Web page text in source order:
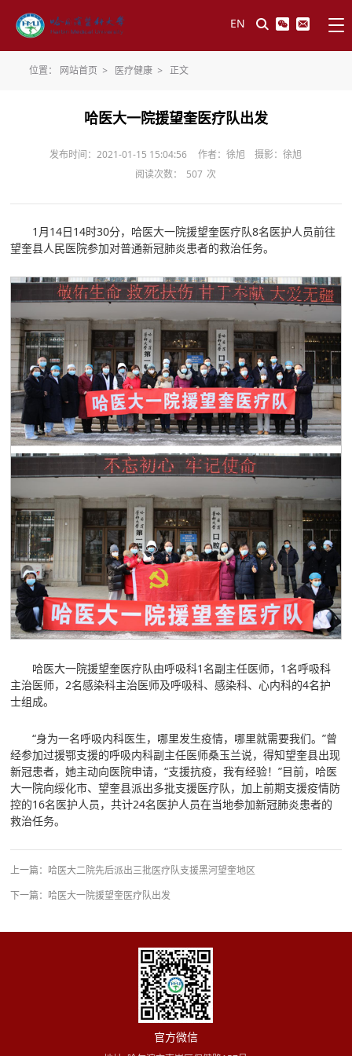
EN
位置： 网站首页 > 医疗健康 > 正文
哈医大一院援望奎医疗队出发
发布时间：2021-01-15 15:04:56
作者：徐旭 摄影：徐旭
阅读次数：
507 次
1月14日14时30分，哈医大一院援望奎医疗队8名医护人员前往
望奎县人民医院参加对普通新冠肺炎患者的救治任务。
哈医大一院援望奎医疗队由呼吸科1名副主任医师，1名呼吸科
主治医师，2名感染科主治医师及呼吸科、感染科、心内科的4名护
士组成。
“身为一名呼吸内科医生，哪里发生疫情，哪里就需要我们。”曾
经参加过援鄂支援的呼吸内科副主任医师桑玉兰说，得知望奎县出现
新冠患者，她主动向医院申请，“支援抗疫，我有经验！”目前，哈医
大一院向绥化市、望奎县派出多批支援医疗队，加上前期支援疫情防
控的16名医护人员，共计24名医护人员在当地参加新冠肺炎患者的
救治任务。
上一篇： 哈医大二院先后派出三批医疗队支援黑河望奎地区
下一篇： 哈医大一院援望奎医疗队出发
官方微信